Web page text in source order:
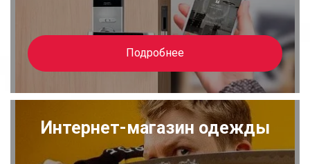
Подробнее
Интернет-магазин одежды